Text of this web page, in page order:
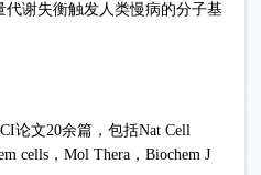
谢失衡触发人类慢病的分子基
论文20余篇，包括Nat Cell
cells，Mol Thera，Biochem J